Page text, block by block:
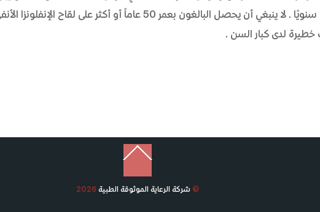
من العمر 6 أشهر أو أكثر بأخذ لقاح الإنفلونزا سنويًا. لا ينبغي أن يحصل البالغون بعمر 50 عاماً أو أكثر على لقاح الإنفلونزا
خطيرة لدى كبار السن.
To
© شركة الرعاية الموثوقة الطبية